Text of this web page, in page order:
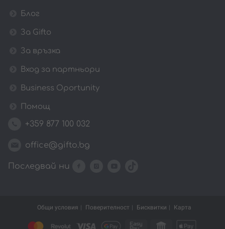
Блог
За Gifto
За връзка
Вход за партньори
Business Oportunity
Помощ
+359 877 100 032
office@gifto.bg
Последвай ни
Общи условия Поверителност Бисквитки Карта